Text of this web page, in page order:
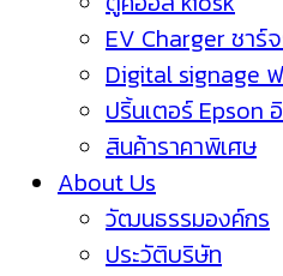
EV Charger ชาร์
Digital signage
ปริ้นเตอร์ Epson
สินค้าราคาพิเศษ
About Us
วัฒนธรรมองค์กร
ประวัติบริษัท